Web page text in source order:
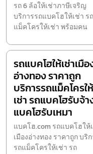
รถ 6 ล้อให้เช่าภาษีเจริญ
บริการรถแบคโฮให้เช่า รถ
แม็คโครให้เช่า พร้อมคน
รถแบคโฮให้เช่าเมือ
อ่างทอง ราคาถูก
บริการรถแม็คโครให้
เช่า รถแบคโฮรับจ้า
แบคโฮรับเหมา
แบคโฮ.com รถแบคโฮให้
เมืองอ่างทอง ราคาถูก บริ
รถแม็คโครให้เช่า รถ